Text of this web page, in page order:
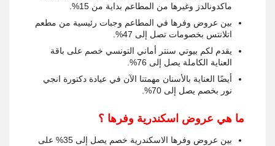
ماكدونالدز وغيرها من المطاعم بداية من 15%.
بين عروض وفرها في المطاعم وجبات رئيسية من مطعم
اتلانتس بخصومات تصل إلى 47%.
يقدم لكم بيوتي سنتر أماني التونسي خصم على باقة
العناية الكاملة يصل إلى 76%.
أيضًا العناية بالأسنان مهمتنا الآن في عيادة دكتورة انجي
نور بخصم يصل إلى 70%.
ما هي عروض اسكندرية وفرها ؟
بين عروض وفرها الاسكندرية خصم يصل إلى 35% على